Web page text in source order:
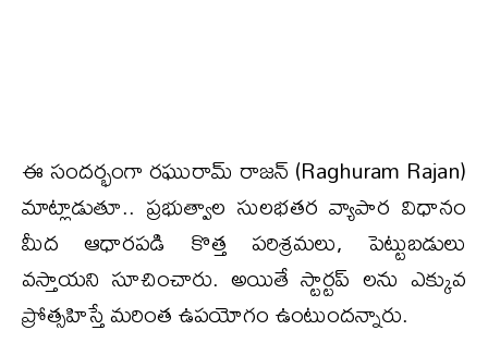
ఈ సందర్భంగా రఘురామ్ రాజన్ (Raghuram Rajan)
మాట్లాడుతూ.. ప్ర‌భుత్వాల సుల‌భ‌త‌ర వ్యాపార విధానం
మీద ఆధార‌ప‌డి కొత్త‌ ప‌రిశ్ర‌మ‌లు, పెట్టుబ‌డులు
వ‌స్తాయ‌ని సూచించారు. అయితే స్టార్ట‌ప్ ల‌ను ఎక్కువ
ప్రోత్స‌హిస్తే మ‌రింత ఉప‌యోగం ఉంటుంద‌న్నారు.